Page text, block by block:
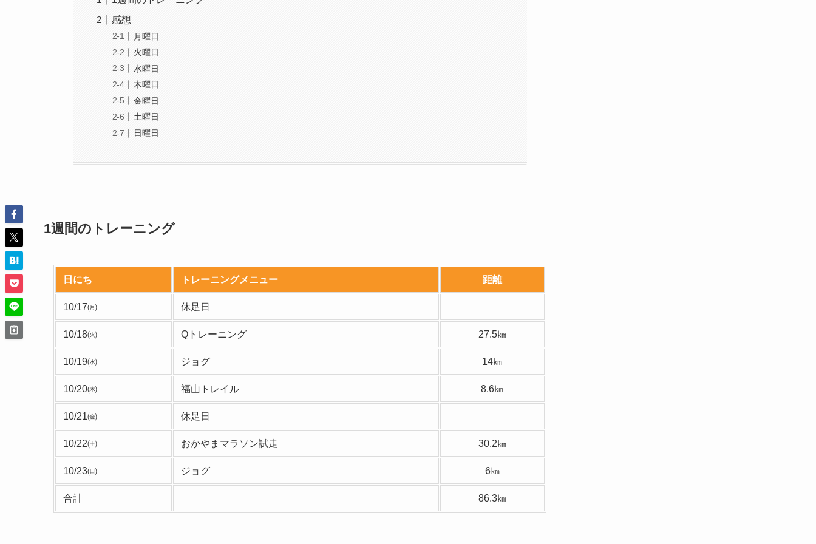
感想
月曜日
火曜日
水曜日
木曜日
金曜日
土曜日
日曜日
1週間のトレーニング
日にち トレーニングメニュー 距離
10/17㈪ 休足日
10/18㈫ Qトレーニング 27.5㎞
10/19㈬ ジョグ 14㎞
10/20㈭ 福山トレイル 8.6㎞
10/21㈮ 休足日
10/22㈯ おかやまマラソン試走 30.2㎞
10/23㈰ ジョグ 6㎞
合計 86.3㎞